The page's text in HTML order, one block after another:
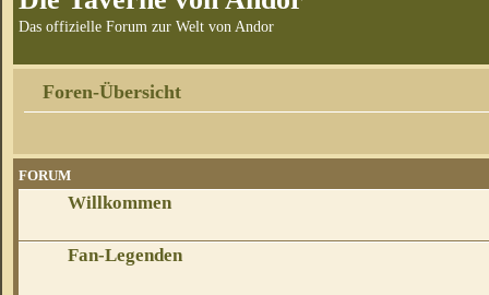
Das offizielle Forum zur Welt von Andor
Foren-Übersicht
FORUM
Willkommen
Fan-Legenden